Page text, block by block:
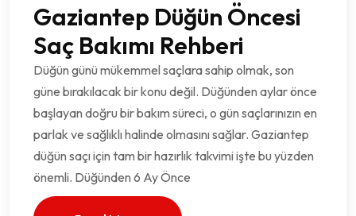
Gaziantep Düğün Öncesi
Saç Bakımı Rehberi
Düğün günü mükemmel saçlara sahip olmak, son
güne bırakılacak bir konu değil. Düğünden aylar önce
başlayan doğru bir bakım süreci, o gün saçlarınızın en
parlak ve sağlıklı halinde olmasını sağlar. Gaziantep
düğün saçı için tam bir hazırlık takvimi işte bu yüzden
önemli. Düğünden 6 Ay Önce